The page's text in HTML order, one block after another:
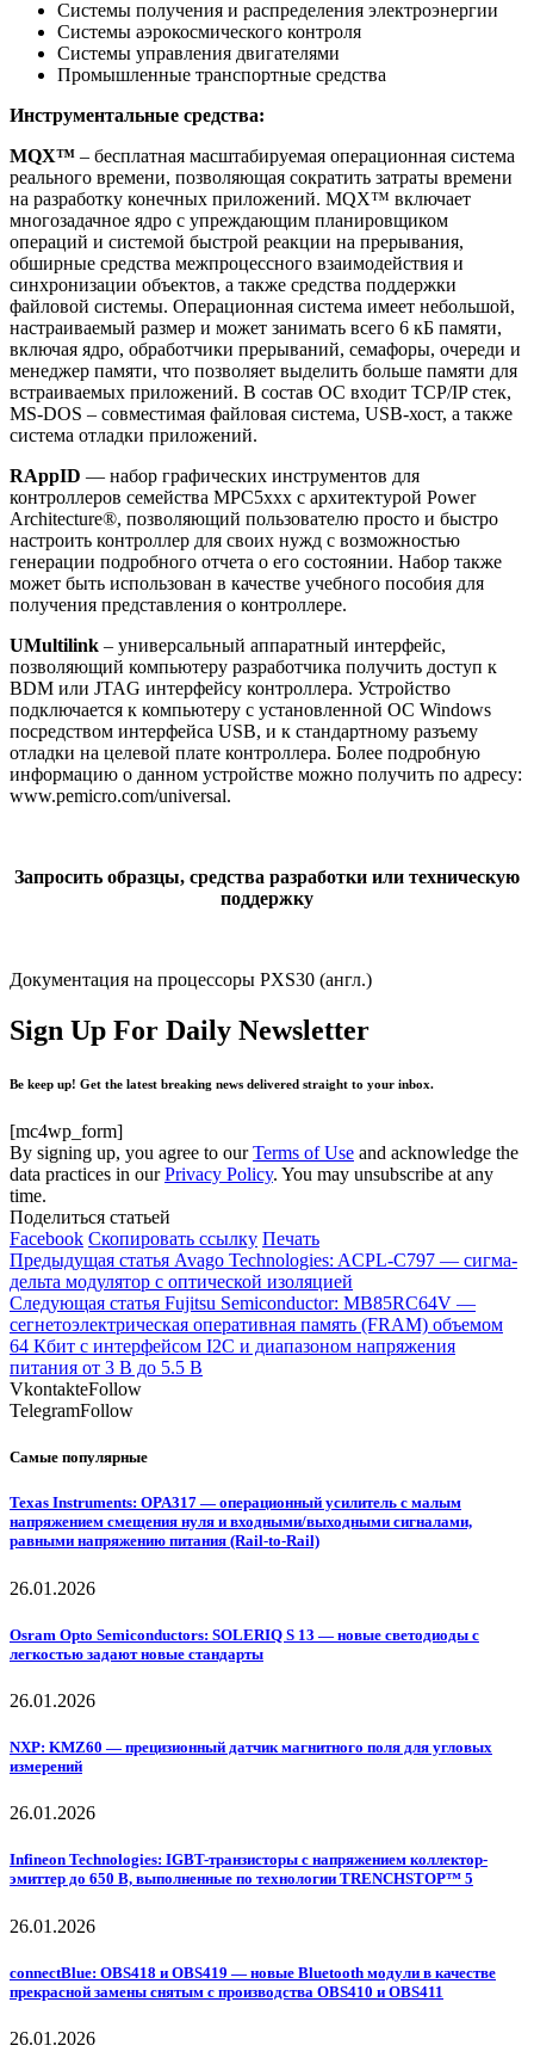
Системы получения и распределения электроэнергии
Системы аэрокосмического контроля
Системы управления двигателями
Промышленные транспортные средства
Инструментальные средства:
MQX™ – бесплатная масштабируемая операционная система
реального времени, позволяющая сократить затраты времени
на разработку конечных приложений. MQX™ включает
многозадачное ядро с упреждающим планировщиком
операций и системой быстрой реакции на прерывания,
обширные средства межпроцессного взаимодействия и
синхронизации объектов, а также средства поддержки
файловой системы. Операционная система имеет небольшой,
настраиваемый размер и может занимать всего 6 кБ памяти,
включая ядро, обработчики прерываний, семафоры, очереди и
менеджер памяти, что позволяет выделить больше памяти для
встраиваемых приложений. В состав ОС входит TCP/IP стек,
MS-DOS – совместимая файловая система, USB-хост, а также
система отладки приложений.
RAppID — набор графических инструментов для
контроллеров семейства MPC5xxx с архитектурой Power
Architecture®, позволяющий пользователю просто и быстро
настроить контроллер для своих нужд с возможностью
генерации подробного отчета о его состоянии. Набор также
может быть использован в качестве учебного пособия для
получения представления о контроллере.
UMultilink – универсальный аппаратный интерфейс,
позволяющий компьютеру разработчика получить доступ к
BDM или JTAG интерфейсу контроллера. Устройство
подключается к компьютеру с установленной ОС Windows
посредством интерфейса USB, и к стандартному разъему
отладки на целевой плате контроллера. Более подробную
информацию о данном устройстве можно получить по адресу:
www.pemicro.com/universal.
Запросить образцы, средства разработки или техническую
поддержку
Документация на процессоры PXS30 (англ.)
Sign Up For Daily Newsletter
Be keep up! Get the latest breaking news delivered straight to your inbox.
[mc4wp_form]
By signing up, you agree to ourTerms of Use and acknowledge the
data practices in ourPrivacy Policy. You may unsubscribe at any
time.
Поделиться статьей
Facebook Скопировать ссылку Печать
Предыдущая статья Avago Technologies: ACPL-C797 — сигма-
дельта модулятор с оптической изоляцией
Следующая статья Fujitsu Semiconductor: MB85RC64V —
сегнетоэлектрическая оперативная память (FRAM) объемом
64 Кбит с интерфейсом I2C и диапазоном напряжения
питания от 3 В до 5.5 В
VkontakteFollow
TelegramFollow
Самые популярные
Texas Instruments: OPA317 — операционный усилитель с малым
напряжением смещения нуля и входными/выходными сигналами,
равными напряжению питания (Rail-to-Rail)
26.01.2026
Osram Opto Semiconductors: SOLERIQ S 13 — новые светодиоды с
легкостью задают новые стандарты
26.01.2026
NXP: KMZ60 — прецизионный датчик магнитного поля для угловых
измерений
26.01.2026
Infineon Technologies: IGBT-транзисторы с напряжением коллектор-
эмиттер до 650 В, выполненные по технологии TRENCHSTOP™ 5
26.01.2026
connectBlue: OBS418 и OBS419 — новые Bluetooth модули в качестве
прекрасной замены снятым с производства OBS410 и OBS411
26.01.2026